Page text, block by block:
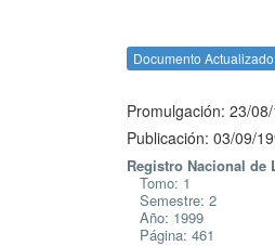
Documento Actualizado
Promulgación: 23/
Publicación: 03/09/
Registro Nacional de
Tomo: 1
Semestre: 2
Año: 1999
Página: 461